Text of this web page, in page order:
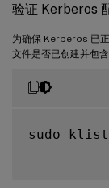
验证 Kerberos
为确保 Kerberos 已
文件是否已创建并包含
sudo klist